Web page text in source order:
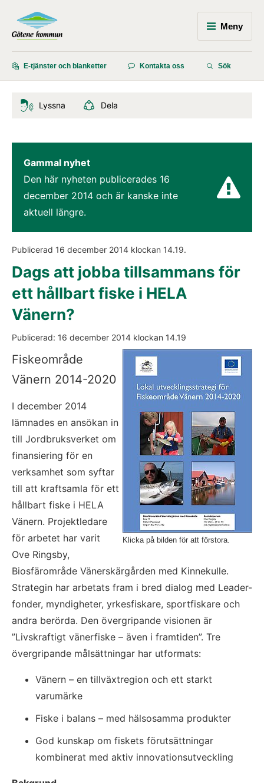
Meny
E-tjänster och blanketter Kontakta oss Sök
Lyssna Dela
Gammal nyhet
Den här nyheten publicerades 16
december 2014 och är kanske inte
aktuell längre.
Publicerad 16 december 2014 klockan 14.19.
Dags att jobba tillsammans för
ett hållbart fiske i HELA
Vänern?
Publicerad: 16 december 2014 klockan 14.19
Klicka på bilden för att förstora.
Fiskeområde
Vänern 2014-2020
I december 2014
lämnades en ansökan in
till Jordbruksverket om
finansiering för en
verksamhet som syftar
till att kraftsamla för ett
hållbart fiske i HELA
Vänern. Projektledare
för arbetet har varit
Ove Ringsby,
Biosfärområde Vänerskärgården med Kinnekulle.
Strategin har arbetats fram i bred dialog med Leader-
fonder, myndigheter, yrkesfiskare, sportfiskare och
andra berörda. Den övergripande visionen är
”Livskraftigt vänerfiske – även i framtiden”. Tre
övergripande målsättningar har utformats:
Vänern – en tillväxtregion och ett starkt
varumärke
Fiske i balans – med hälsosamma produkter
God kunskap om fiskets förutsättningar
kombinerat med aktiv innovationsutveckling